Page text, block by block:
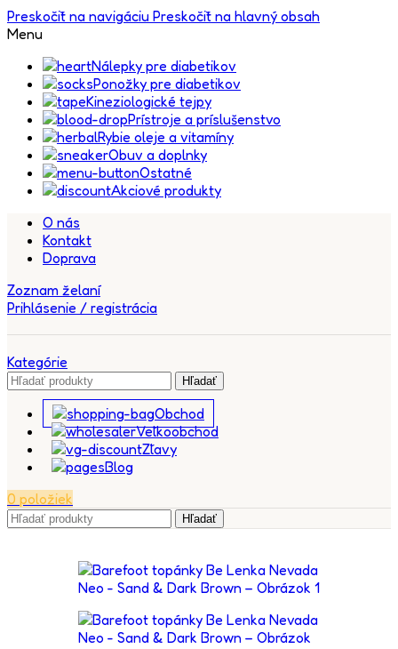
Preskočiť na navigáciu Preskočiť na hlavný obsah
Menu
Nálepky pre diabetikov
Ponožky pre diabetikov
Kineziologické tejpy
Prístroje a príslušenstvo
Rybie oleje a vitamíny
Obuv a doplnky
Ostatné
Akciové produkty
O nás
Kontakt
Doprava
Zoznam želaní
Prihlásenie / registrácia
Kategórie
Hľadať
Obchod
Veľkoobchod
Zľavy
Blog
0 položiek
Hľadať